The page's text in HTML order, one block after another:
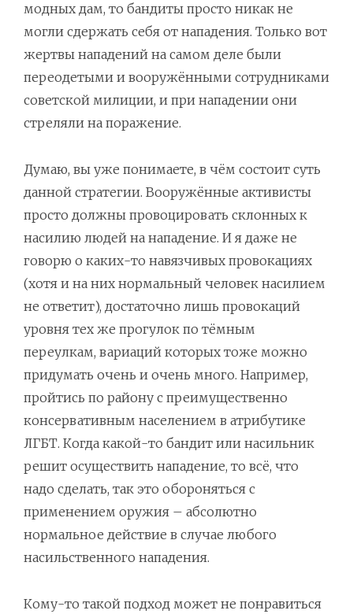
модных дам, то бандиты просто никак не
могли сдержать себя от нападения. Только вот
жертвы нападений на самом деле были
переодетыми и вооружёнными сотрудниками
советской милиции, и при нападении они
стреляли на поражение.
Думаю, вы уже понимаете, в чём состоит суть
данной стратегии. Вооружённые активисты
просто должны провоцировать склонных к
насилию людей на нападение. И я даже не
говорю о каких-то навязчивых провокациях
(хотя и на них нормальный человек насилием
не ответит), достаточно лишь провокаций
уровня тех же прогулок по тёмным
переулкам, вариаций которых тоже можно
придумать очень и очень много. Например,
пройтись по району с преимущественно
консервативным населением в атрибутике
ЛГБТ. Когда какой-то бандит или насильник
решит осуществить нападение, то всё, что
надо сделать, так это обороняться с
применением оружия – абсолютно
нормальное действие в случае любого
насильственного нападения.
Кому-то такой подход может не понравиться